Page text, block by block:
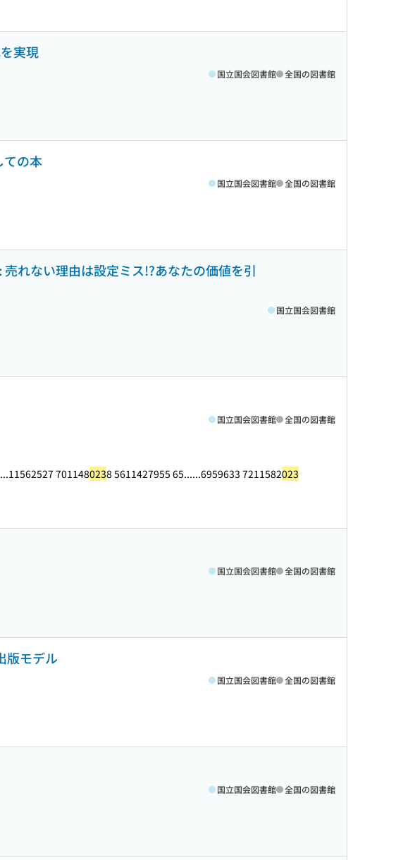
実現
国立国会図書館 全国の図書館
ての本
国立国会図書館 全国の図書館
れない理由は設定ミス!?あなたの価値を引
国立国会図書館
国立国会図書館 全国の図書館
...11562527 7011480238 5611427955 65......6959633 7211582023
国立国会図書館 全国の図書館
版モデル
国立国会図書館 全国の図書館
国立国会図書館 全国の図書館